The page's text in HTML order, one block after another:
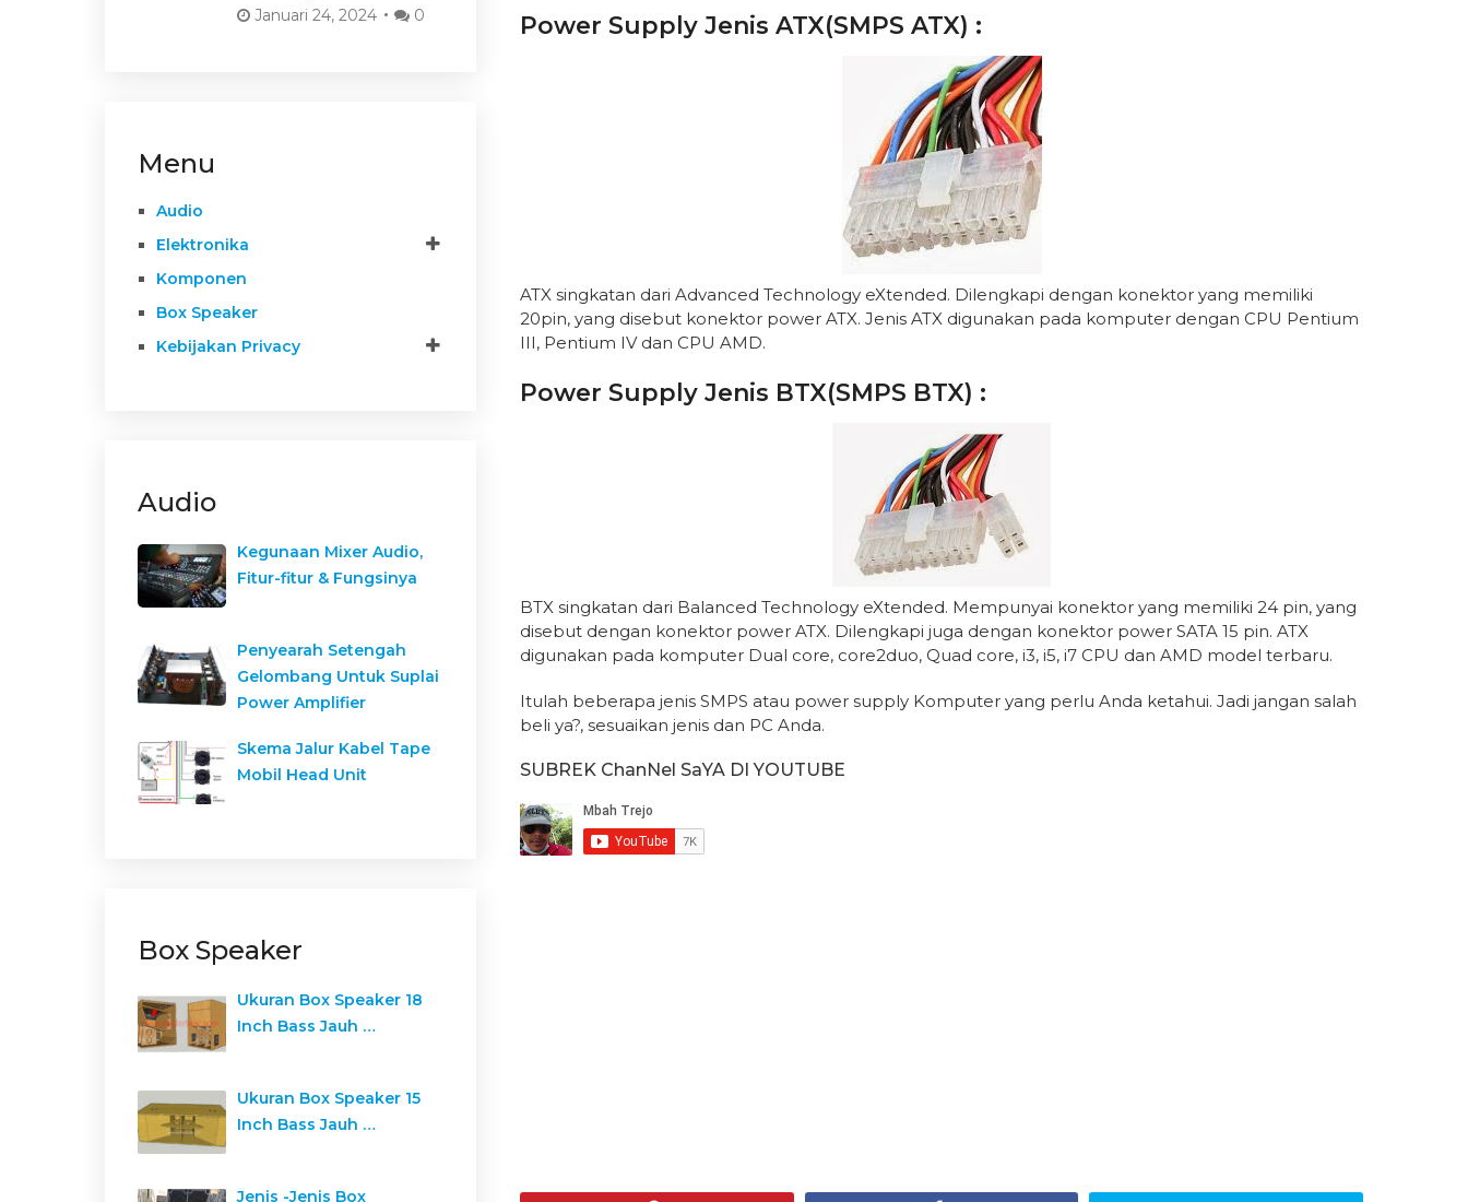
Power Supply Jenis ATX(SMPS ATX) :
ATX singkatan dari Advanced Technology eXtended. Dilengkapi dengan konektor yang memiliki
20pin, yang disebut konektor power ATX. Jenis ATX digunakan pada komputer dengan CPU Pentium
III, Pentium IV dan CPU AMD.
Power Supply Jenis BTX(SMPS BTX) :
BTX singkatan dari Balanced Technology eXtended. Mempunyai konektor yang memiliki 24 pin, yang
disebut dengan konektor power ATX. Dilengkapi juga dengan konektor power SATA 15 pin. ATX
digunakan pada komputer Dual core, core2duo, Quad core, i3, i5, i7 CPU dan AMD model terbaru.
Itulah beberapa jenis SMPS atau power supply Komputer yang perlu Anda ketahui. Jadi jangan salah
beli ya?, sesuaikan jenis dan PC Anda.
SUBREK ChanNel SaYA DI YOUTUBE
Januari 24, 2024
0
Menu
Audio
Elektronika
Komponen
Box Speaker
Kebijakan Privacy
Audio
Kegunaan Mixer Audio,
Fitur-fitur & Fungsinya
Penyearah Setengah
Gelombang Untuk Suplai
Power Amplifier
Skema Jalur Kabel Tape
Mobil Head Unit
Box Speaker
Ukuran Box Speaker 18
Inch Bass Jauh …
Ukuran Box Speaker 15
Inch Bass Jauh …
Jenis -Jenis Box